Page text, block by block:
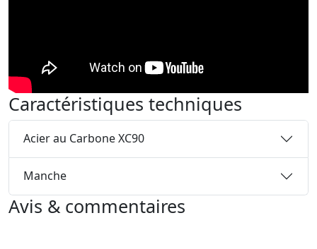
Caractéristiques techniques
Acier au Carbone XC90
Manche
Avis & commentaires